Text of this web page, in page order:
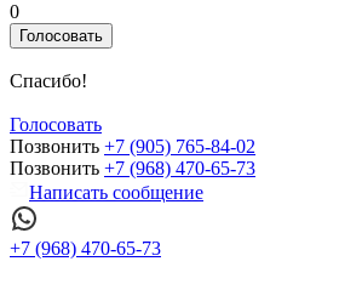
0
Голосовать
Спасибо!
Голосовать
Позвонить +7 (905) 765-84-02
Позвонить +7 (968) 470-65-73
Написать сообщение
+7 (968) 470-65-73